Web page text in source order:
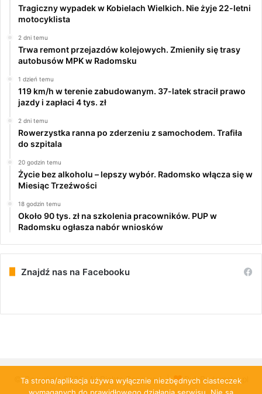
Tragiczny wypadek w Kobielach Wielkich. Nie żyje 22-letni
motocyklista
2 dni temu
Trwa remont przejazdów kolejowych. Zmieniły się trasy
autobusów MPK w Radomsku
1 dzień temu
119 km/h w terenie zabudowanym. 37-latek stracił prawo
jazdy i zapłaci 4 tys. zł
2 dni temu
Rowerzystka ranna po zderzeniu z samochodem. Trafiła
do szpitala
20 godzin temu
Życie bez alkoholu – lepszy wybór. Radomsko włącza się w
Miesiąc Trzeźwości
18 godzin temu
Około 90 tys. zł na szkolenia pracowników. PUP w
Radomsku ogłasza nabór wniosków
Znajdź nas na Facebooku
© Copyright 2026, All Rights Reserved | PulsRadomska.pl
Ta strona/aplikacja używa wyłącznie niezbędnych ciasteczek